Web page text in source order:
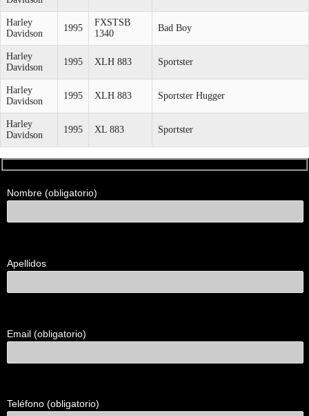
Harley
Davidson
1995
FXSTSB
1340
Bad Boy
Harley
Davidson
1995 XLH 883 Sportster
Harley
Davidson
1995 XLH 883 Sportster Hugger
Harley
Davidson
1995 XL 883 Sportster
deNombre (obligatorio)
Apellidos
Email (obligatorio)
Teléfono (obligatorio)